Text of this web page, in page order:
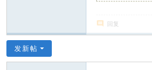
回复
发新帖